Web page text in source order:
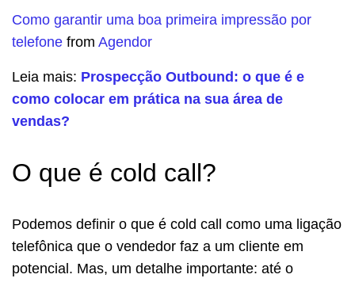
Como garantir uma boa primeira impressão por
telefone from Agendor
Leia mais: Prospecção Outbound: o que é e
como colocar em prática na sua área de
vendas?
O que é cold call?
Podemos definir o que é cold call como uma ligação
telefônica que o vendedor faz a um cliente em
potencial. Mas, um detalhe importante: até o